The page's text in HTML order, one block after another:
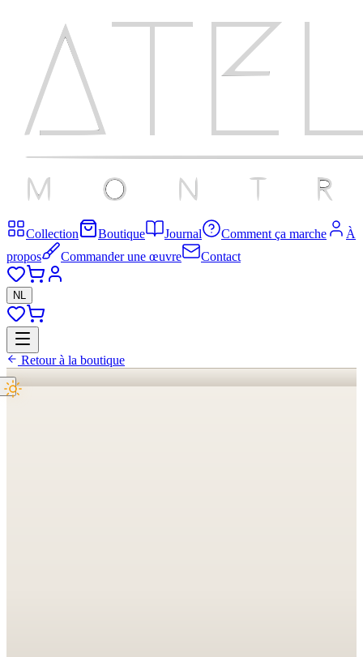
Collection Boutique Journal Comment ça marche
À
propos
Commander une œuvre Contact
NL
Retour à la boutique